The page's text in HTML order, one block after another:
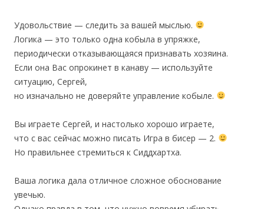
Удовольствие — следить за вашей мыслью.
Логика — это только одна кобыла в упряжке,
периодически отказывающаяся признавать хозяина.
Если она Вас опрокинет в канаву — используйте
ситуацию, Сергей,
но изначально не доверяйте управление кобыле.
Вы играете Сергей, и настолько хорошо играете,
что с вас сейчас можно писать Игра в бисер — 2.
Но правильнее стремиться к Сиддхартха.
Ваша логика дала отличное сложное обоснование
увечью.